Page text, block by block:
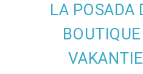
LA POSADA